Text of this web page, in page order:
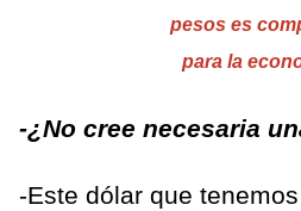
pesos es
para la
-¿No cree necesaria
-Este dólar que